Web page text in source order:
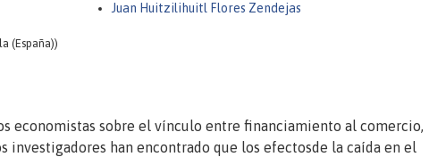
(España))
Juan Huitzilihuitl Flores Zendejas
economistas sobre el vínculo entre financiamiento al comercio,
han encontrado que los efectosde la caída en el